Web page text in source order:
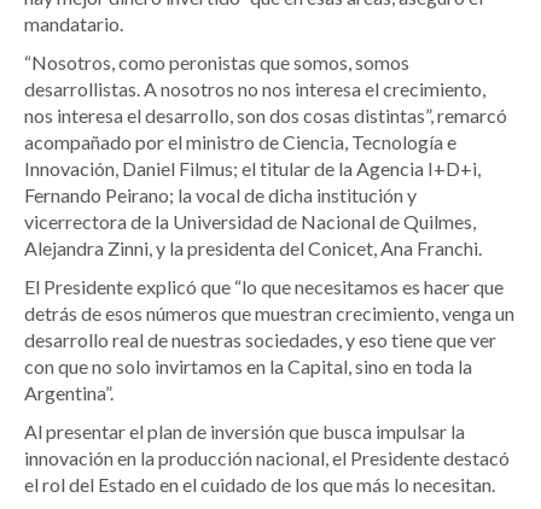
mandatario.
“Nosotros, como peronistas que somos, somos
desarrollistas. A nosotros no nos interesa el crecimiento,
nos interesa el desarrollo, son dos cosas distintas”, remarcó
acompañado por el ministro de Ciencia, Tecnología e
Innovación, Daniel Filmus; el titular de la Agencia I+D+i,
Fernando Peirano; la vocal de dicha institución y
vicerrectora de la Universidad de Nacional de Quilmes,
Alejandra Zinni, y la presidenta del Conicet, Ana Franchi.
El Presidente explicó que “lo que necesitamos es hacer que
detrás de esos números que muestran crecimiento, venga un
desarrollo real de nuestras sociedades, y eso tiene que ver
con que no solo invirtamos en la Capital, sino en toda la
Argentina”.
Al presentar el plan de inversión que busca impulsar la
innovación en la producción nacional, el Presidente destacó
el rol del Estado en el cuidado de los que más lo necesitan.